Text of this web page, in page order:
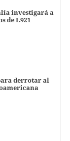
investigará a
de L921
derrotar al